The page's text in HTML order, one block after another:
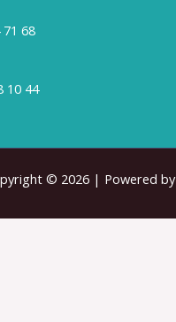
68
10 44
© 2026 | Powered by